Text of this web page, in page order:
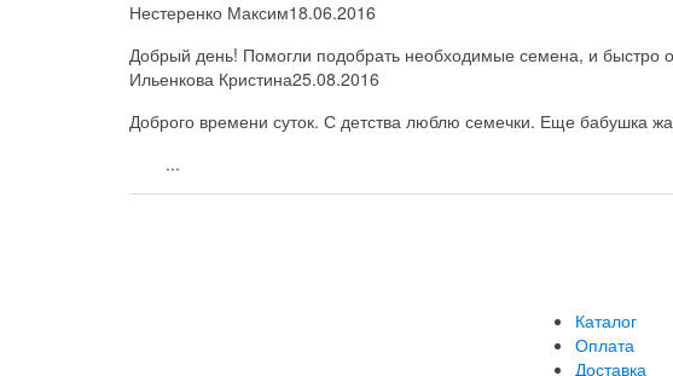
Нестеренко Максим18.06.2016
Добрый день! Помогли подобрать необходимые семена, и быстро
Ильенкова Кристина25.08.2016
Доброго времени суток. С детства люблю семечки. Еще бабушка
...
Каталог
Оплата
Доставка